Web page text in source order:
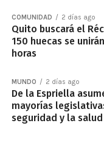
COMUNIDAD 2 días ago
Quito buscará el
150 huecas se
horas
MUNDO 2 días ago
De la Espriella
mayorías
seguridad y la salud